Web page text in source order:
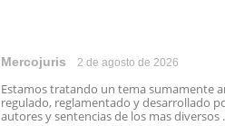
Mercojuris 2 de agosto de 2026
Estamos tratando un tema sumamente
regulado, reglamentado y desarrollado
autores y sentencias de los mas diversos